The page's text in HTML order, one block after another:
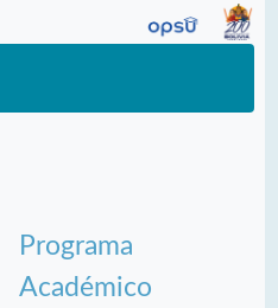
Programa
Académico